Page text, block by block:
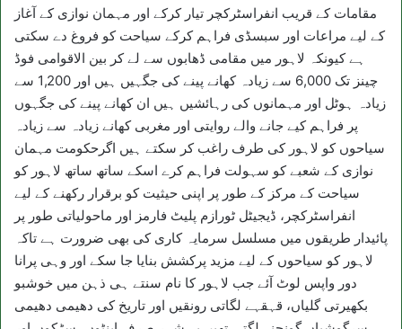
مقامات کے قریب انفراسٹرکچر تیار کرکے اور مہمان نوازی کے آغاز
کے لیے مراعات اور سبسڈی فراہم کرکے سیاحت کو فروغ دے سکتی
ہے کیونکہ لاہور میں مقامی ڈھابوں سے لے کر بین الاقوامی فوڈ
چینز تک 6,000 سے زیادہ کھانے پینے کی جگہیں ہیں اور 1,200 سے
زیادہ ہوٹل اور مہمانوں کی رہائشیں ہیں ان کھانے پینے کی جگہوں
پر فراہم کیے جانے والے روایتی اور مغربی کھانے زیادہ سے زیادہ
سیاحوں کو لاہور کی طرف راغب کر سکتے ہیں اگرحکومت مہمان
نوازی کے شعبے کو سہولت فراہم کرے اسکے ساتھ ساتھ لاہور کو
سیاحت کے مرکز کے طور پر اپنی حیثیت کو برقرار رکھنے کے لیے
انفراسٹرکچر، ڈیجیٹل ٹورازم پلیٹ فارمز اور ماحولیاتی طور پر
پائیدار طریقوں میں مسلسل سرمایہ کاری کی بھی ضرورت ہے تاکہ
لاہور کو سیاحوں کے لیے مزید پرکشش بنایا جا سکے اور وہی پرانا
دور واپس لوٹ آئے جب لاہور کا نام سنتے ہی ذہن میں خوشبو
بکھیرتی گلیاں، قہقہے لگاتی رونقیں اور تاریخ کی دھیمی دھیمی